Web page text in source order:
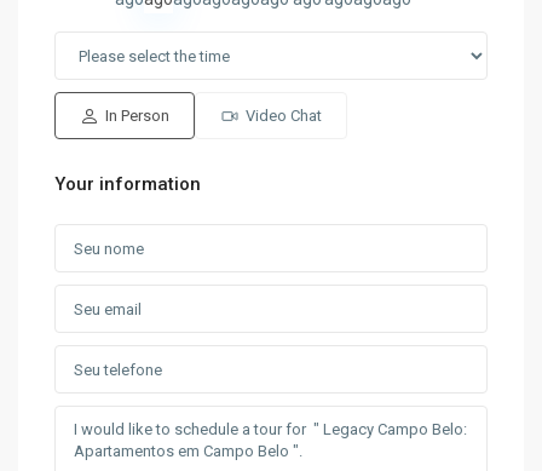
In Person Video Chat
Your information